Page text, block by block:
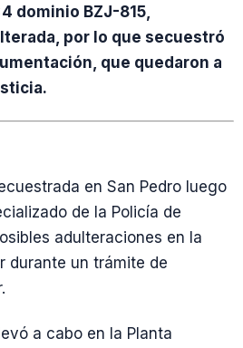
dominio BZJ-815,
por lo que secuestró
que quedaron a
en San Pedro luego
de la Policía de
adulteraciones en la
durante un trámite de
a cabo en la Planta